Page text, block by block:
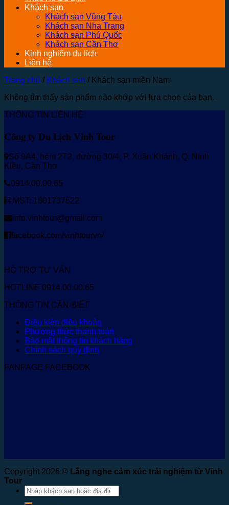
Khách sạn
Khách sạn Vũng Tàu
Khách sạn Nha Trang
Khách sạn Phú Quốc
Khách sạn Cần Thơ
Kinh nghiệm du lịch
Liên hệ
Trang chủ / Khách sạn / Khách sạn miền Nam
Không tìm thấy sản phẩm nào khớp với lựa chọn của bạn.
THÔNG TIN LIÊN HỆ
Công ty Du Lịch Vinh Tour
Số 9A4, hẻm 2T2, đường 30/4, P. Xuân Khánh, Q. Ninh
Kiều, Cần Thơ
0914.00.00.65
MST: 1801737622
info.vinhtour@gmail.com
facebook.com/vinhtourvn/
HỖ TRỢ TƯ VẤN
HOTLINE 0914.00.00.65
THÔNG TIN CẦN BIẾT
Điều kiện điều khoản
Phương thức thanh toán
Bảo mật thông tin khách hàng
Chính sách quy định
FANPAGE FACEBOOK
Copyright 2026 © Lắng nghe cảm xúc trải nghiệm từ Vinh
Tour
Tìm
kiếm: